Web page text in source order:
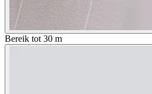
Bereik tot 30 m